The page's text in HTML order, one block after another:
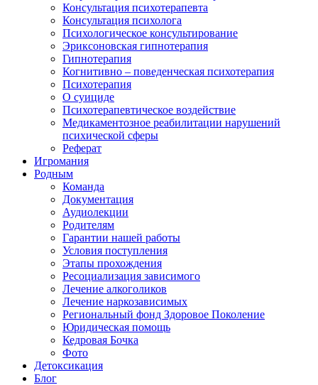
Консультация психотерапевта
Консультация психолога
Психологическое консультирование
Эриксоновская гипнотерапия
Гипнотерапия
Когнитивно – поведенческая психотерапия
Психотерапия
О суициде
Психотерапевтическое воздействие
Медикаментозное реабилитации нарушений
психической сферы
Реферат
Игромания
Родным
Команда
Документация
Аудиолекции
Родителям
Гарантии нашей работы
Условия поступления
Этапы прохождения
Ресоциализация зависимого
Лечение алкоголиков
Лечение наркозависимых
Региональный фонд Здоровое Поколение
Юридическая помощь
Кедровая Бочка
Фото
Детоксикация
Блог